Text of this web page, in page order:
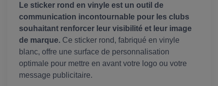
Le sticker rond en vinyle est un outil de
communication incontournable pour les clubs
souhaitant renforcer leur visibilité et leur image
de marque. Ce sticker rond, fabriqué en vinyle
blanc, offre une surface de personnalisation
optimale pour mettre en avant votre logo ou votre
message publicitaire.